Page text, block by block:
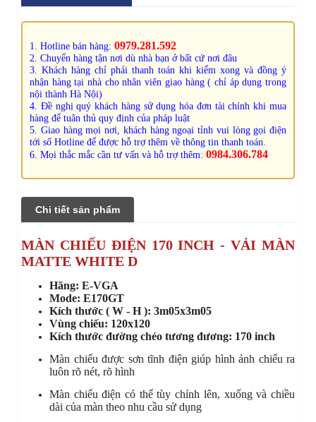
1. Hotline bán hàng: 0979.281.592
2. Chuyển hàng tận nơi dù nhà bạn ở bất cứ nơi đâu
3. Khách hàng chỉ phải thanh toán khi kiểm xong và đồng ý
nhận hàng tại nhà cho nhân viên giao hàng ( chỉ áp dụng trong
nội thành Hà Nội)
4. Đề nghị quý khách hàng sử dụng hóa đơn tài chính khi mua
hàng để tuân thủ quy định của pháp luật
5. Giao hàng mọi nơi, khách hàng ngoại tỉnh vui lòng gọi điện
tới số Hotline để được hỗ trợ thêm về thông tin thanh toán.
6. Mọi thắc mắc cần tư vấn và hỗ trợ thêm: 0984.306.784
Chi tiết sản phẩm
MÀN CHIẾU ĐIỆN 170 INCH - VẢI MÀN
MATTE WHITE D
Hãng: E-VGA
Mode: E170GT
Kích thước ( W - H ): 3m05x3m05
Vùng chiếu: 120x120
Kích thước đường chéo tương đương: 170 inch
Màn chiếu được sơn tĩnh điện giúp hình ảnh chiếu ra
luôn rõ nét, rõ hình
Màn chiếu điện có thể tùy chỉnh lên, xuống và chiều
dài của màn theo nhu cầu sử dụng